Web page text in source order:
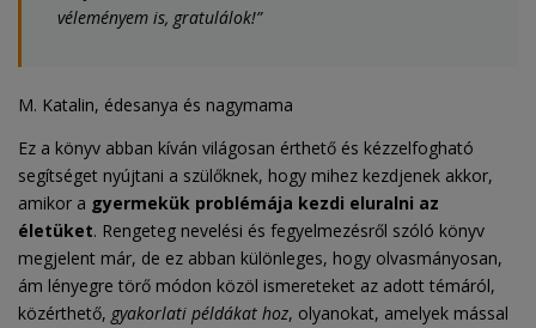
véleményem is, gratulálok!”
M. Katalin, édesanya és nagymama
Ez a könyv abban kíván világosan érthető és kézzelfogható
segítséget nyújtani a szülőknek, hogy mihez kezdjenek akkor,
amikor a gyermekük problémája kezdi eluralni az
életüket. Rengeteg nevelési és fegyelmezésről szóló könyv
megjelent már, de ez abban különleges, hogy olvasmányosan,
ám lényegre törő módon közöl ismereteket az adott témáról,
közérthető, gyakorlati példákat hoz, olyanokat, amelyek mással